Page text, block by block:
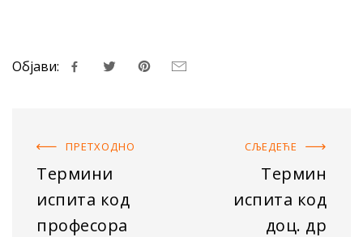
Објави:
ПРЕТХОДНO
Термини
испита код
професора
СЉЕДЕЋE
Термин
испита код
доц. др